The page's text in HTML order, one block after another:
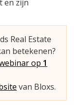
en zijn
Real Estate
betekenen?
op 1
van Bloxs.